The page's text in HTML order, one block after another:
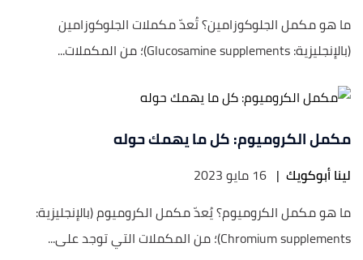
ما هو مكمل الجلوكوزامين؟ تُعدّ مكملات الجلوكوزامين
(بالإنجليزية: Glucosamine supplements)؛ من المكملات...
مكمل الكروميوم: كل ما يهمك حوله
لينا أبوكويك | 16 مايو 2023
ما هو مكمل الكروميوم؟ يُعدّ مكمل الكروميوم (بالإنجليزية:
Chromium supplements)؛ من المكملات التي توجد على...